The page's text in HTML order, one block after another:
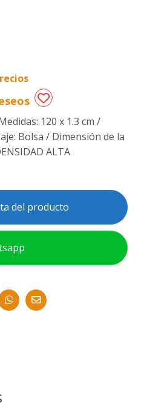
120 x 1.3 cm /
Bolsa / Dimensión de la
ALTA
del producto